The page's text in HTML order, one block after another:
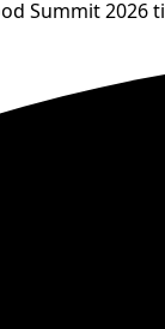
Summit 2026